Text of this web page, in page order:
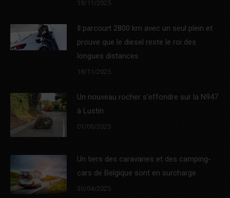
18/11/2025
Il parcourt 2800 km avec un seul plein et
prouve que le diesel reste le roi des
longues distances
18/11/2025
Un nouveau rocher s’effondre sur la N947
à Lustin
01/06/2025
Un tiers des caravanes et des camping-
cars de Belgique sont en surcharge
30/04/2025